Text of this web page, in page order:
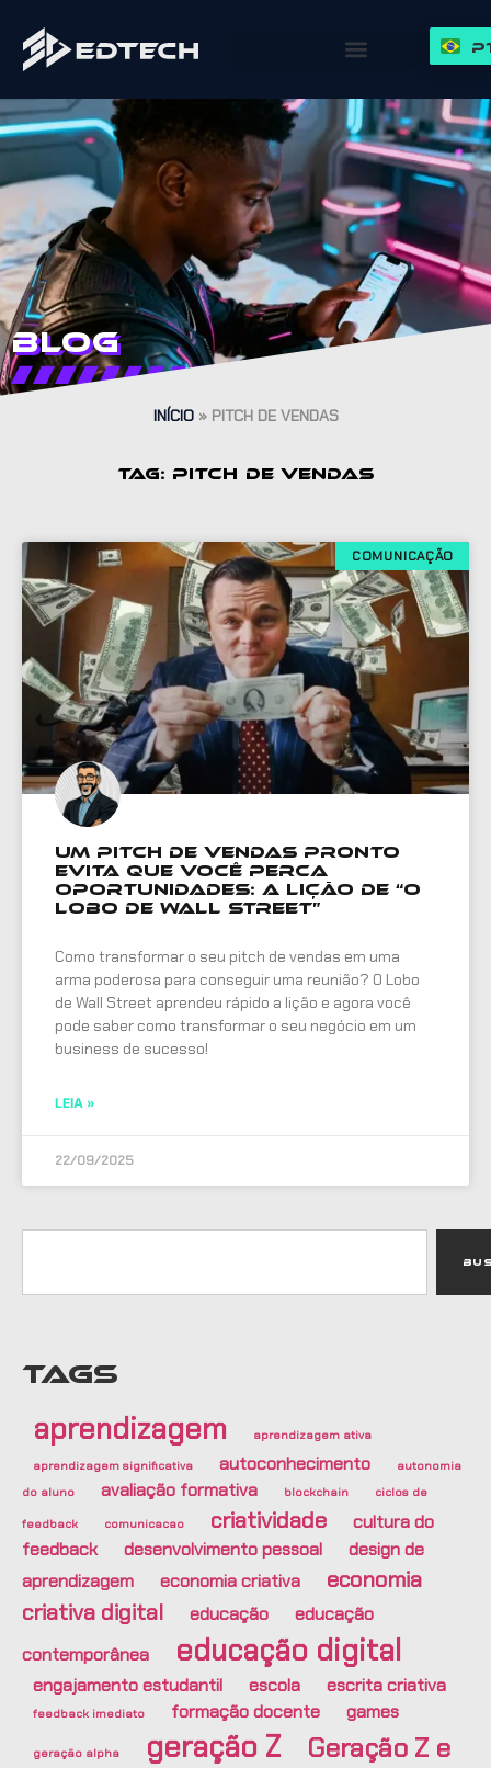
Blog
INÍCIO» PITCH DE VENDAS
TAG: PITCH DE VENDAS
COMUNICAÇÃO
Um pitch de vendas pronto
evita que você perca
oportunidades: A lição de “O
Lobo de Wall Street”
Como transformar o seu pitch de vendas em uma
arma poderosa para conseguir uma reunião? O Lobo
de Wall Street aprendeu rápido a lição e agora você
pode saber como transformar o seu negócio em um
business de sucesso!
LEIA »
22/09/2025
TAGS
aprendizagem
aprendizagem ativa
aprendizagem significativa
autoconhecimento
autonomia
do aluno
avaliação formativa blockchain ciclos de
feedback comunicacao criatividade
cultura do
feedback
desenvolvimento pessoal
design de
aprendizagem
economia criativa
economia
criativa digital
educação
educação
contemporânea
educação digital
engajamento estudantil escola escrita criativa
feedback imediato formação docente games
geração alpha geração Z
Geração Z e